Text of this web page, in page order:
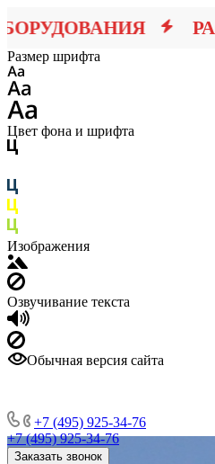
Размер шрифта
Цвет фона и шрифта
Изображения
Озвучивание текста
Обычная версия сайта
+7 (495) 925-34-76
+7 (495) 925-34-76
Заказать звонок